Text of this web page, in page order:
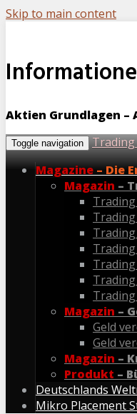
Skip to main content
Aktien Grundlagen
Toggle navigation
Magazine – Die
Magazin –
Trading
Trading
Trading
Trading
Trading
Trading
Trading
Magazin –
Geld
Geld
Magazin –
Produkt –
Deutschlands
Mikro Placement